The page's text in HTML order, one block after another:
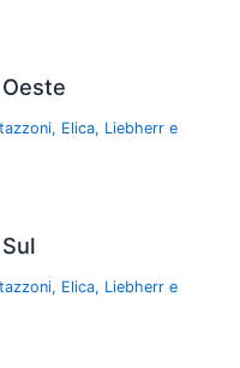
Elica, Liebherr e
Elica, Liebherr e